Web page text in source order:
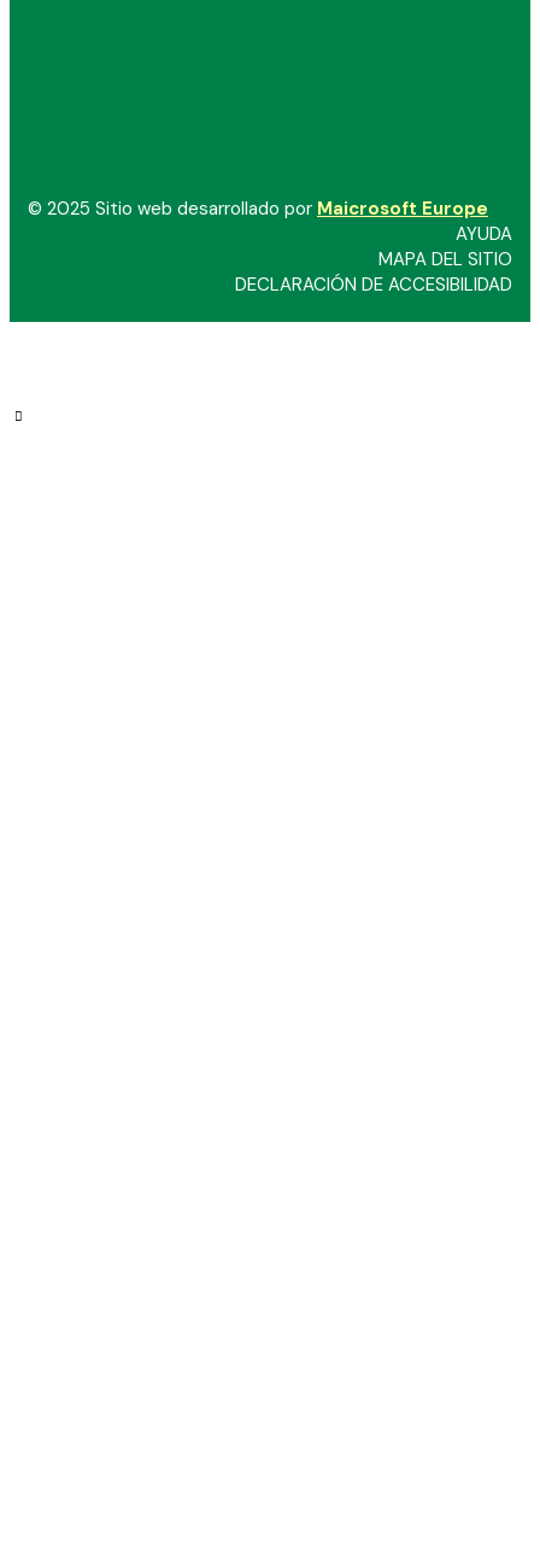
© 2025 Sitio web desarrollado por Maicrosoft Europe
AYUDA
MAPA DEL SITIO
DECLARACIÓN DE ACCESIBILIDAD